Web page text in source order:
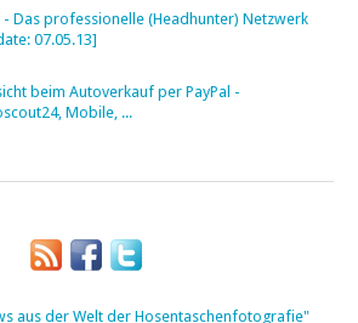
- Das professionelle (Headhunter) Netzwerk
07.05.13]
beim Autoverkauf per PayPal -
Mobile, ...
aus der Welt der Hosentaschenfotografie"